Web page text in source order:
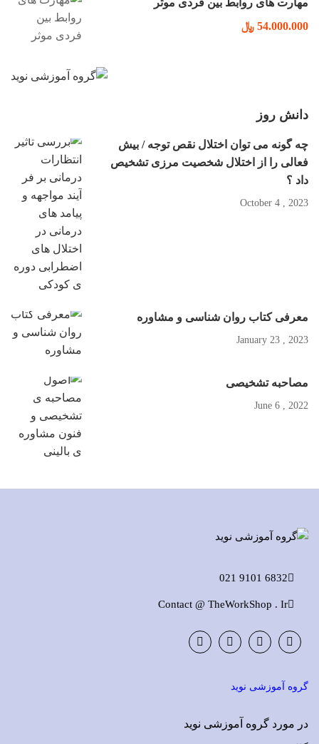
مهارت های روابط بین فردی موثر
54.000.000 ﷼
دانش روز
چه گونه می توان اختلال نقص توجه / بیش
فعالی را از اختلال شخصیت مرزی تشخیص
داد ؟
2023 , October 4
معرفی کتاب روان شناسی و مشاوره
2023 , January 23
مصاحبه تشخیصی
2022 , June 6
6832 9101 021
Contact @ TheWorkShop . Ir
Plus
گروه آموزشی نوید
در مورد گروه آموزشی نوید